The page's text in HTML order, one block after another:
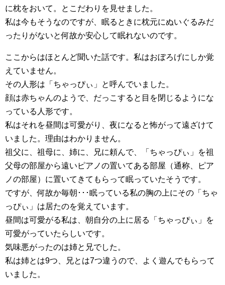
に枕をおいて。とこだわりを見せました。
私は今もそうなのですが、眠るときに枕元にぬいぐるみだ
ったりがないと何故か安心して眠れないのです。
ここからはほとんど聞いた話です。私はおぼろげにしか覚
えていません。
その人形は「ちゃっぴぃ」と呼んでいました。
顔は赤ちゃんのようで、だっこすると目を閉じるようにな
っている人形です。
私はそれを昼間は可愛がり、夜になると怖がって遠ざけて
いました。理由はわかりません。
祖父に、祖母に、姉に、兄に頼んで、「ちゃっぴぃ」を祖
父母の部屋から遠いピアノの置いてある部屋（通称、ピア
ノの部屋）に置いてきてもらって眠っていたそうです。
ですが、何故か毎朝･･･眠っている私の胸の上にその「ちゃ
っぴぃ」は居たのを覚えています。
昼間は可愛がる私は、朝自分の上に居る「ちゃっぴぃ」を
可愛がっていたらしいです。
気味悪がったのは姉と兄でした。
私は姉とは9つ、兄とは7つ違うので、よく遊んでもらって
いました。